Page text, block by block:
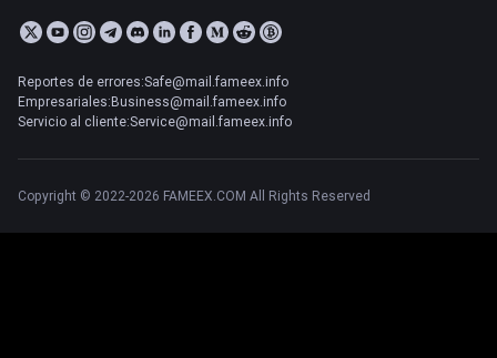
Reportes de errores:Safe@mail.fameex.info
Empresariales:Business@mail.fameex.info
Servicio al cliente:Service@mail.fameex.info
Copyright © 2022-2026 FAMEEX.COM All Rights Reserved